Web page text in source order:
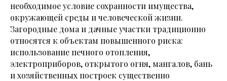
необходимое условие сохранности имущества,
окружающей среды и человеческой жизни.
Загородные дома и дачные участки традиционно
относятся к объектам повышенного риска:
использование печного отопления,
электроприборов, открытого огня, мангалов, бань
и хозяйственных построек существенно